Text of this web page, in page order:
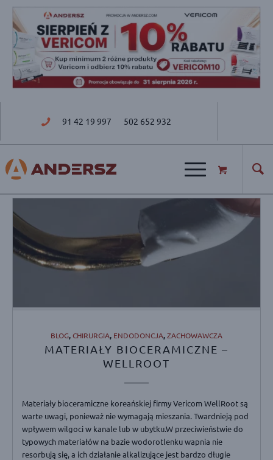
91 42 19 997 502 652 932
BLOG,CHIRURGIA, ENDODONCJA,ZACHOWAWCZA
MATERIAŁY BIOCERAMICZNE –
WELLROOT
Materiały bioceramiczne koreańskiej firmy Vericom WellRoot są
warte uwagi, ponieważ nie wymagają mieszania. Twardnieją pod
wpływem wilgoci w kanale lub w ubytku.W przeciwieństwie do
typowych materiałów na bazie wodorotlenku wapnia nie
resorbują się, a ich działanie alkalizujące jest bardzo długie